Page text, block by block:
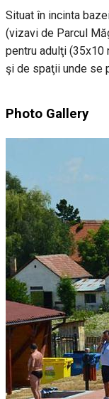
Situat în incinta
(vizavi de Parcul
pentru adulţi (35x10
şi de spaţii unde se
Photo Gallery